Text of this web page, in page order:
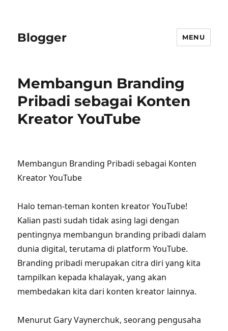
Blogger MENU
Membangun Branding
Pribadi sebagai Konten
Kreator YouTube
Membangun Branding Pribadi sebagai Konten
Kreator YouTube
Halo teman-teman konten kreator YouTube!
Kalian pasti sudah tidak asing lagi dengan
pentingnya membangun branding pribadi dalam
dunia digital, terutama di platform YouTube.
Branding pribadi merupakan citra diri yang kita
tampilkan kepada khalayak, yang akan
membedakan kita dari konten kreator lainnya.
Menurut Gary Vaynerchuk, seorang pengusaha